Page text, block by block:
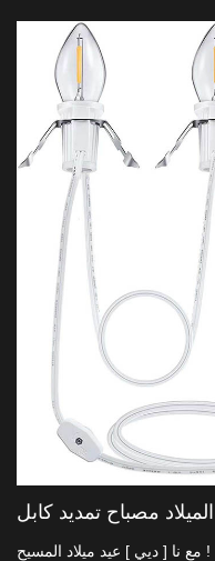
مصباح تمديد كابل
مع نا [ ديي ] عيد ميلاد المسيح